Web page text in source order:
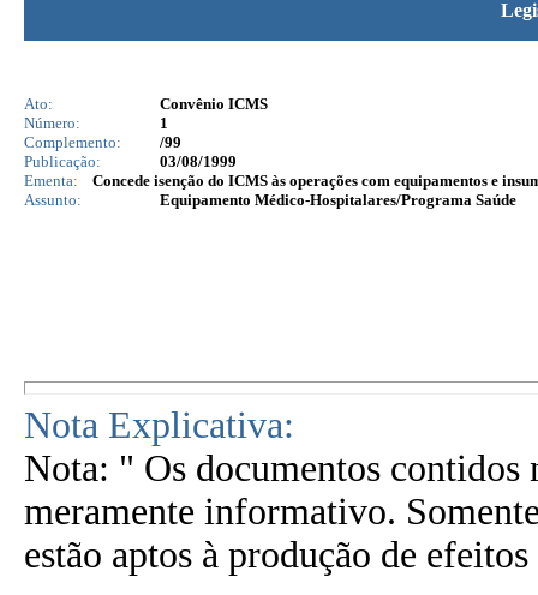
Ato:
Convênio ICMS
Número:
1
Complemento:
/99
Publicação:
03/08/1999
Ementa:
Concede isenção do ICMS às operações com equipamentos e
Assunto:
Equipamento Médico-Hospitalares/Programa Saúde
Nota Explicativa:
Nota: " Os documentos contidos
meramente informativo.
estão aptos à produção de